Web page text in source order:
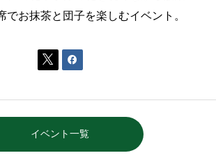
でお抹茶と団子を楽しむイベント。
 
イベント一覧